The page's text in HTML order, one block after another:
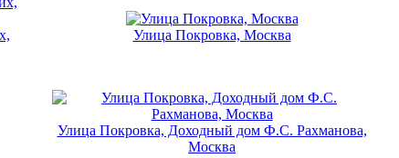
Улица Покровка, Москва
Улица Покровка, Доходный дом Ф.С. Рахманова,
Москва